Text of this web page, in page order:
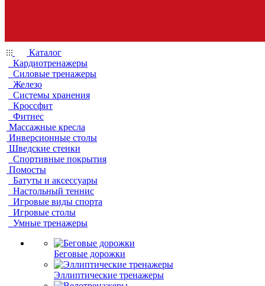
Каталог
Кардиотренажеры
Силовые тренажеры
Железо
Системы хранения
Кроссфит
Фитнес
Массажные кресла
Инверсионные столы
Шведские стенки
Спортивные покрытия
Помосты
Батуты и аксессуары
Настольный теннис
Игровые виды спорта
Игровые столы
Умные тренажеры
Беговые дорожки
Эллиптические тренажеры